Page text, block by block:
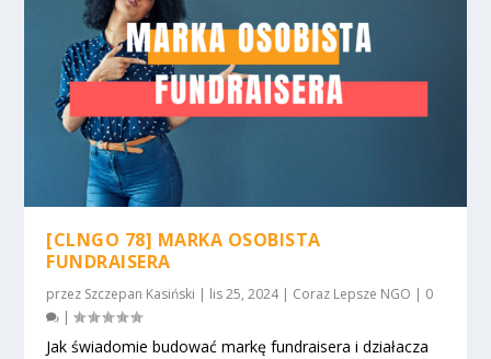
[CLNGO 78] MARKA OSOBISTA
FUNDRAISERA
przez Szczepan Kasiński | lis 25, 2024| Coraz Lepsze NGO | 0
|
Jak świadomie budować markę fundraisera i działacza